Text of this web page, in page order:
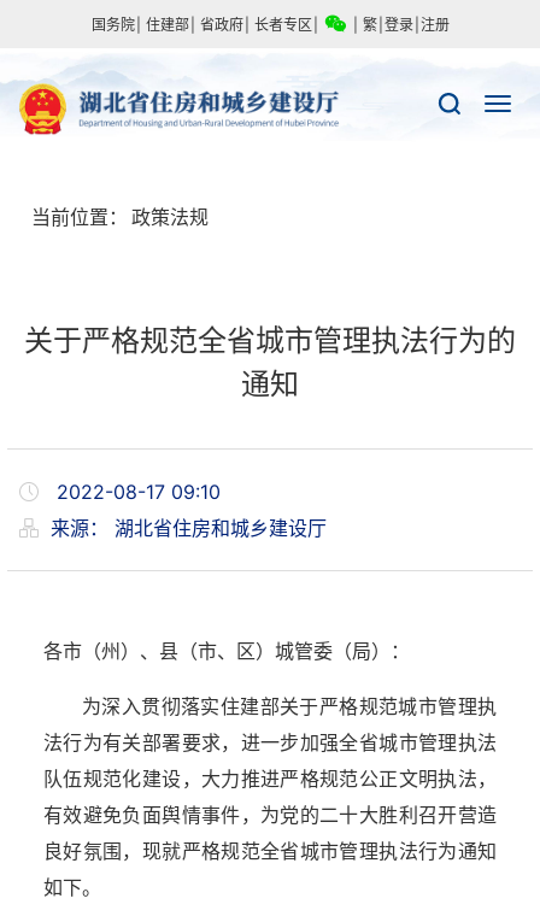
国务院 住建部 省政府 长者专区 繁 登录 注册
当前位置： 政策法规
关于严格规范全省城市管理执法行为的
通知
2022-08-17 09:10
来源： 湖北省住房和城乡建设厅
各市（州）、县（市、区）城管委（局）：
为深入贯彻落实住建部关于严格规范城市管理执
法行为有关部署要求，进一步加强全省城市管理执法
队伍规范化建设，大力推进严格规范公正文明执法，
有效避免负面舆情事件，为党的二十大胜利召开营造
良好氛围，现就严格规范全省城市管理执法行为通知
如下。